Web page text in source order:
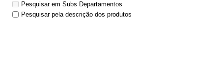
Pesquisar em Subs Departamentos
Pesquisar pela descrição dos produtos